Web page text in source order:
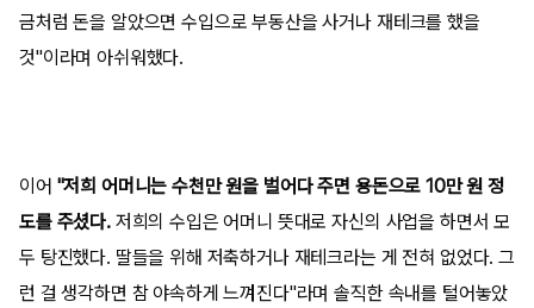
금처럼 돈을 알았으면 수입으로 부동산을 사거나 재테크를 했을
것"이라며 아쉬워했다.
이어 "저희 어머니는 수천만 원을 벌어다 주면 용돈으로 10만 원 정
도를 주셨다.저희의 수입은 어머니 뜻대로 자신의 사업을 하면서 모
두 탕진했다. 딸들을 위해 저축하거나 재테크라는 게 전혀 없었다. 그
런 걸 생각하면 참 야속하게 느껴진다"라며 솔직한 속내를 털어놓았